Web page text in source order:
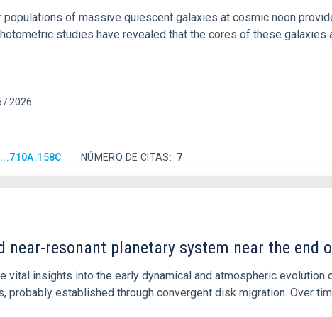
of massive quiescent galaxies at cosmic noon
studies have revealed that the cores of these
2026
NÚMERO DE CITAS 7
near-resonant planetary system near the end
vital insights into the early dynamical and atmospheric
probably established through convergent disk migration. Over